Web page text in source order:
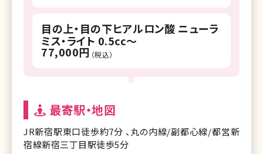
目の上・目の下ヒアルロン酸 ニューラ
ミス・ライト 0.5cc～
77,000円 （税込）
最寄駅・地図
JR新宿駅東口徒歩約7分 、丸の内線/副都心線/都営新
宿線新宿三丁目駅徒歩5分